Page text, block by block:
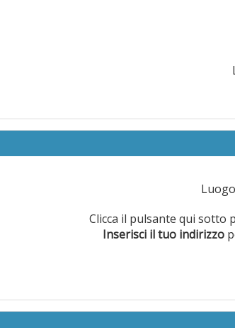
Clicca il pulsante qui sotto
Inserisci il tuo indirizzo